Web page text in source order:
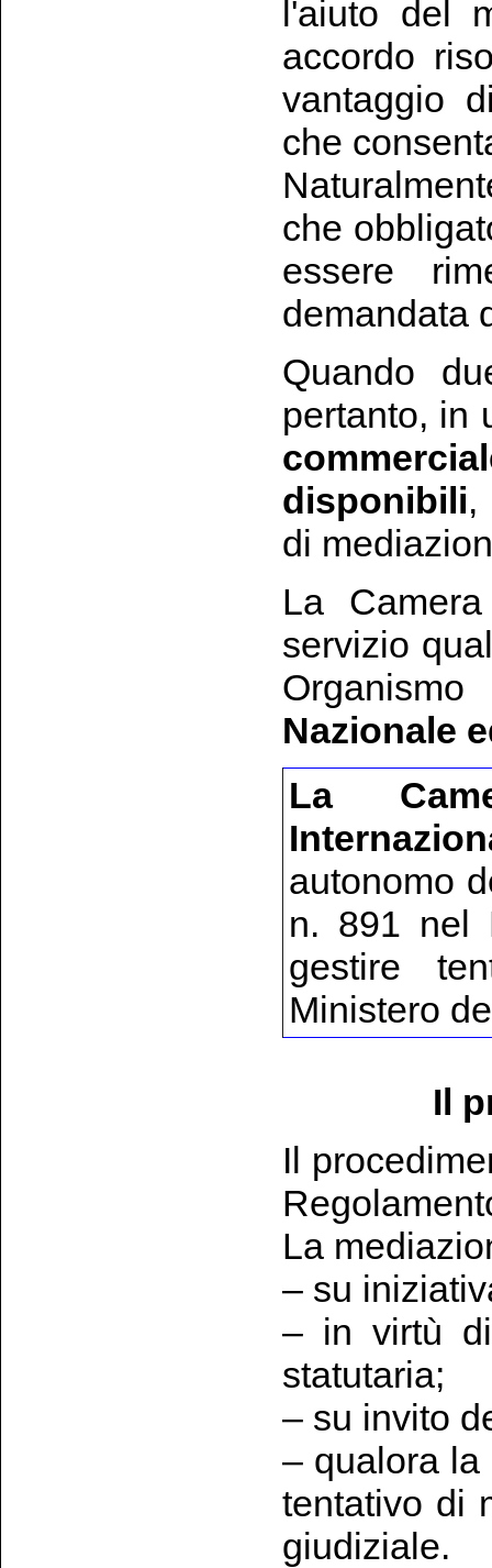
l'aiuto del
accordo
vantaggio
che
che
essere
demandata
Quando
pertanto, in
disponibili,
di
La
servizio
Nazionale
La
autonomo
n. 891 nel
gestire
Ministero
Il
Il
La
– su
– in virtù di
statutaria;
– su invito
– qualora la
tentativo di
giudiziale.